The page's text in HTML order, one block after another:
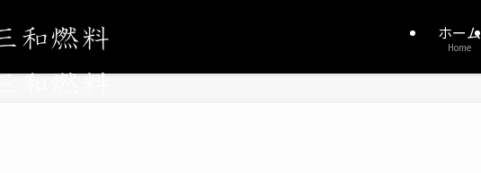
ホーム
Home